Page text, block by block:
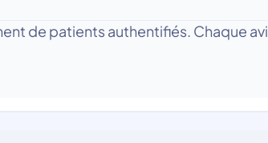
de patients authentifiés. Chaque